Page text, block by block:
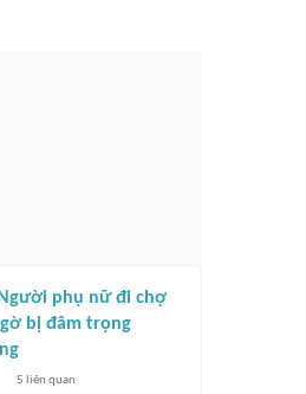
phụ nữ đi chợ
bị đâm trọng
5 liên quan